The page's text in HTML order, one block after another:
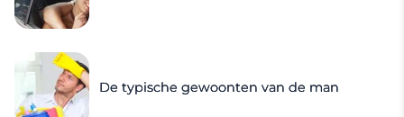
De typische gewoonten van de man